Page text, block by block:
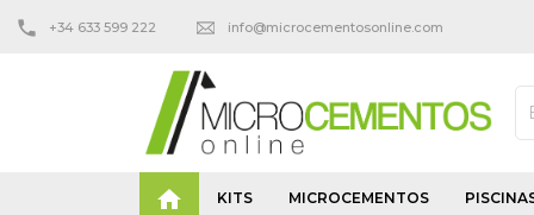
+34 633 599 222 info@microcementosonline.com
 KITS MICROCEMENTOS